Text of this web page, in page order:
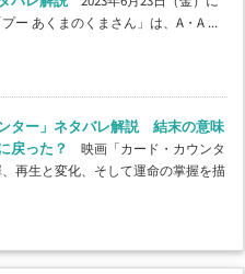
ー あくまのくまさん」は、A・A ...
ター」ネタバレ解説 結末の意味
戻った？
映画「カード・カウンタ
再生と変化、そして運命の掌握を描